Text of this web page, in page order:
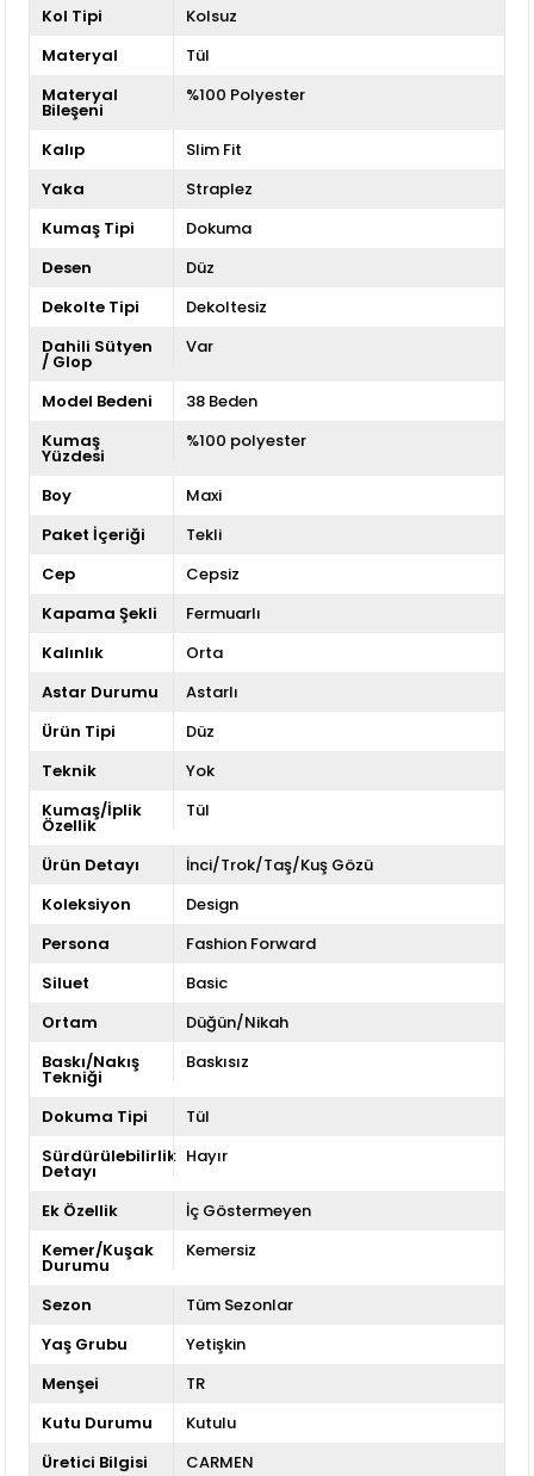
Kol Tipi
Kolsuz
Materyal
Tül
Materyal
Bileşeni
%100 Polyester
Kalıp
Slim Fit
Yaka
Straplez
Kumaş Tipi
Dokuma
Desen
Düz
Dekolte Tipi
Dekoltesiz
Dahili Sütyen
/ Glop
Var
Model Bedeni
38 Beden
Kumaş
Yüzdesi
%100 polyester
Boy
Maxi
Paket İçeriği
Tekli
Cep
Cepsiz
Kapama Şekli
Fermuarlı
Kalınlık
Orta
Astar Durumu
Astarlı
Ürün Tipi
Düz
Teknik
Yok
Kumaş/İplik
Özellik
Tül
Ürün Detayı
İnci/Trok/Taş/Kuş Gözü
Koleksiyon
Design
Persona
Fashion Forward
Siluet
Basic
Ortam
Düğün/Nikah
Baskı/Nakış
Tekniği
Baskısız
Dokuma Tipi
Tül
Sürdürülebilirlik
Detayı
Hayır
Ek Özellik
İç Göstermeyen
Kemer/Kuşak
Durumu
Kemersiz
Sezon
Tüm Sezonlar
Yaş Grubu
Yetişkin
Menşei
TR
Kutu Durumu
Kutulu
Üretici Bilgisi
CARMEN